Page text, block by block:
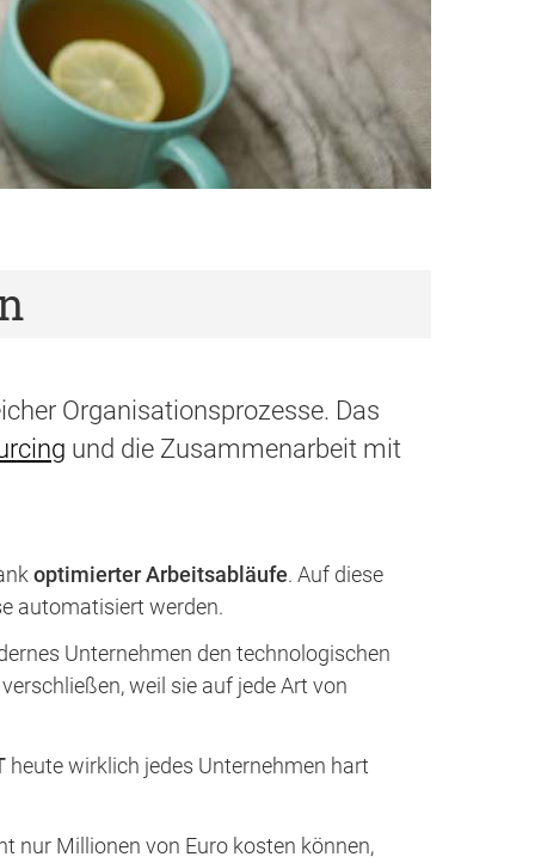
Organisationsprozesse. Das
und die Zusammenarbeit mit
optimierter Arbeitsabläufe. Auf diese
automatisiert werden.
Unternehmen den technologischen
weil sie auf jede Art von
heute wirklich jedes Unternehmen hart
nur Millionen von Euro kosten können,